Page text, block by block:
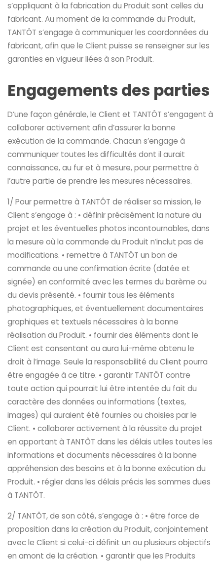
s’appliquant à la fabrication du Produit sont celles du
fabricant. Au moment de la commande du Produit,
TANTÔT s’engage à communiquer les coordonnées du
fabricant, afin que le Client puisse se renseigner sur les
garanties en vigueur liées à son Produit.
Engagements des parties
D’une façon générale, le Client et TANTÔT s’engagent à
collaborer activement afin d’assurer la bonne
exécution de la commande. Chacun s’engage à
communiquer toutes les difficultés dont il aurait
connaissance, au fur et à mesure, pour permettre à
l’autre partie de prendre les mesures nécessaires.
1/ Pour permettre à TANTÔT de réaliser sa mission, le
Client s’engage à : • définir précisément la nature du
projet et les éventuelles photos incontournables, dans
la mesure où la commande du Produit n’inclut pas de
modifications. • remettre à TANTÔT un bon de
commande ou une confirmation écrite (datée et
signée) en conformité avec les termes du barème ou
du devis présenté. • fournir tous les éléments
photographiques, et éventuellement documentaires
graphiques et textuels nécessaires à la bonne
réalisation du Produit. • fournir des éléments dont le
Client est consentant ou aura lui-même obtenu le
droit à l’image. Seule la responsabilité du Client pourra
être engagée à ce titre. • garantir TANTÔT contre
toute action qui pourrait lui être intentée du fait du
caractère des données ou informations (textes,
images) qui auraient été fournies ou choisies par le
Client. • collaborer activement à la réussite du projet
en apportant à TANTÔT dans les délais utiles toutes les
informations et documents nécessaires à la bonne
appréhension des besoins et à la bonne exécution du
Produit. • régler dans les délais précis les sommes dues
à TANTÔT.
2/ TANTÔT, de son côté, s’engage à : • être force de
proposition dans la création du Produit, conjointement
avec le Client si celui-ci définit un ou plusieurs objectifs
en amont de la création. • garantir que les Produits